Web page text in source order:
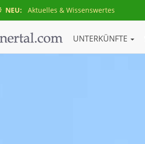
NEU: Aktuelles & Wissenswertes
UNTERKÜNFTE